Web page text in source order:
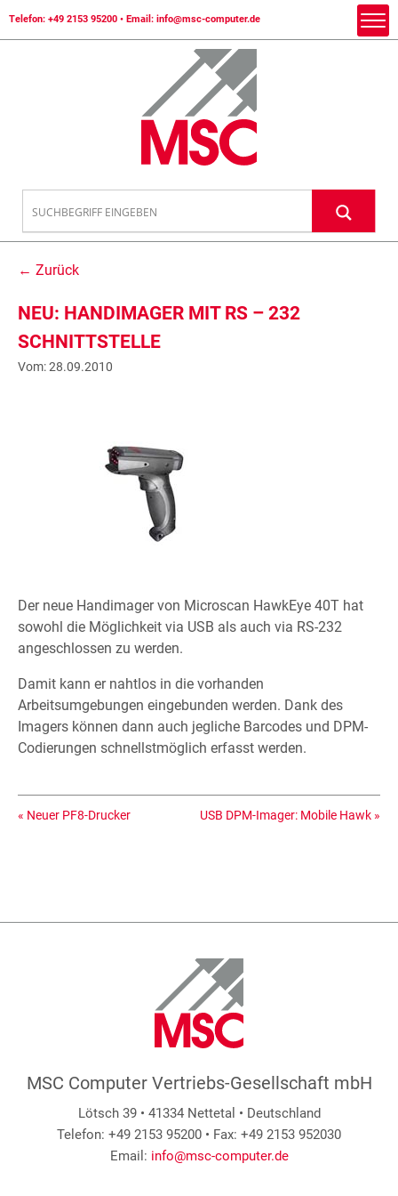
Telefon: +49 2153 95200 • Email: info@msc-computer.de
← Zurück
NEU: HANDIMAGER MIT RS – 232
SCHNITTSTELLE
Vom: 28.09.2010
Der neue Handimager von Microscan HawkEye 40T hat
sowohl die Möglichkeit via USB als auch via RS-232
angeschlossen zu werden.
Damit kann er nahtlos in die vorhanden
Arbeitsumgebungen eingebunden werden. Dank des
Imagers können dann auch jegliche Barcodes und DPM-
Codierungen schnellstmöglich erfasst werden.
« Neuer PF8-Drucker USB DPM-Imager: Mobile Hawk »
MSC Computer Vertriebs-Gesellschaft mbH
Lötsch 39 • 41334 Nettetal • Deutschland
Telefon: +49 2153 95200 • Fax: +49 2153 952030
Email: info@msc-computer.de